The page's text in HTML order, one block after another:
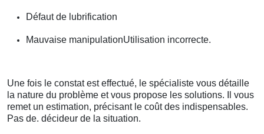
Défaut de lubrification
Mauvaise manipulationUtilisation incorrecte.
Une fois le constat est effectué, le spécialiste vous détaille
la nature du problème et vous propose les solutions. Il vous
remet un estimation, précisant le coût des indispensables.
Pas de. décideur de la situation.